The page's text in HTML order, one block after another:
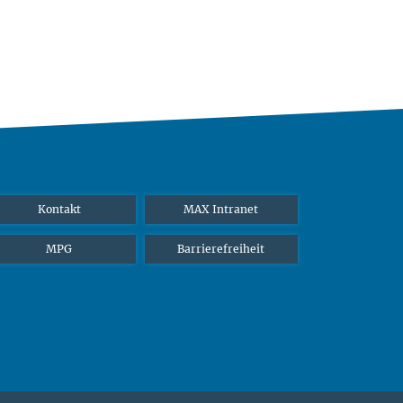
Kontakt MAX Intranet
MPG Barrierefreiheit